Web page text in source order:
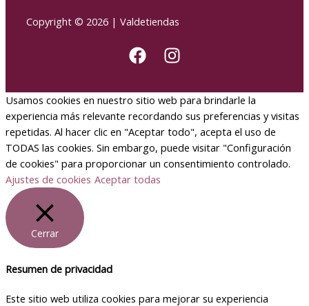
Copyright © 2026 | Valdetiendas
Usamos cookies en nuestro sitio web para brindarle la
experiencia más relevante recordando sus preferencias y visitas
repetidas. Al hacer clic en "Aceptar todo", acepta el uso de
TODAS las cookies. Sin embargo, puede visitar "Configuración
de cookies" para proporcionar un consentimiento controlado.
Ajustes de cookies Aceptar todas
Cerrar
Resumen de privacidad
Este sitio web utiliza cookies para mejorar su experiencia